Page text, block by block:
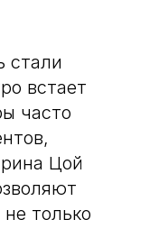
стали
встает
часто
Цой
только